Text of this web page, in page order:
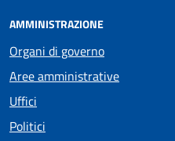
AMMINISTRAZIONE
Organi di governo
Aree amministrative
Uffici
Politici